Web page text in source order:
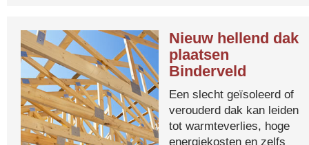
Nieuw hellend dak
plaatsen
Binderveld
Een slecht geïsoleerd of
verouderd dak kan leiden
tot warmteverlies, hoge
energiekosten en zelfs